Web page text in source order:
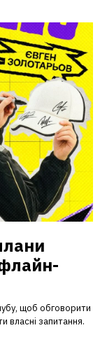
щоб обговорити
власні запитання.